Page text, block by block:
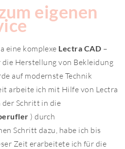
eigenen
eine komplexe Lectra CAD –
die Herstellung von Bekleidung
auf modernste Technik
arbeite ich mit Hilfe von Lectra
Schritt in die
) durch
Schritt dazu, habe ich bis
Zeit erarbeitete ich für die